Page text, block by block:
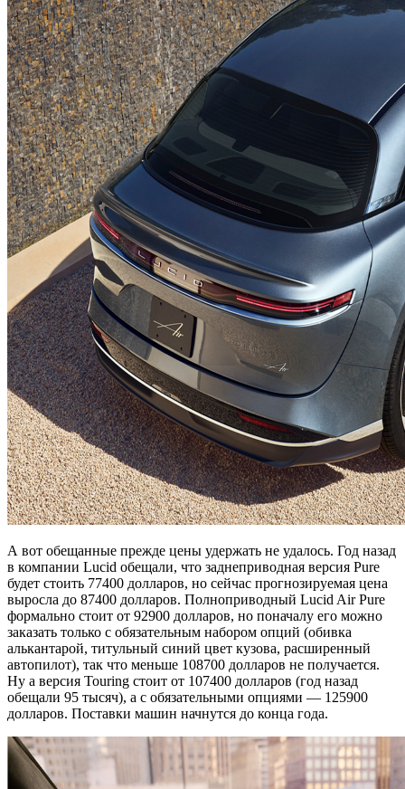
А вот обещанные прежде цены удержать не удалось. Год назад
в компании Lucid обещали, что заднеприводная версия Pure
будет стоить 77400 долларов, но сейчас прогнозируемая цена
выросла до 87400 долларов. Полноприводный Lucid Air Pure
формально стоит от 92900 долларов, но поначалу его можно
заказать только с обязательным набором опций (обивка
алькантарой, титульный синий цвет кузова, расширенный
автопилот), так что меньше 108700 долларов не получается.
Ну а версия Touring стоит от 107400 долларов (год назад
обещали 95 тысяч), а с обязательными опциями — 125900
долларов. Поставки машин начнутся до конца года.